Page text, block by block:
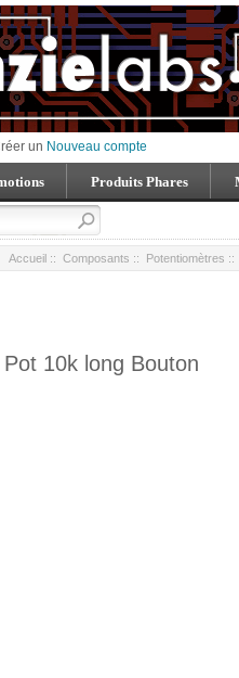
un Nouveau compte
Produits Phares
Accueil :: Composants :: Potentiomètres ::
Pot 10k long Bouton